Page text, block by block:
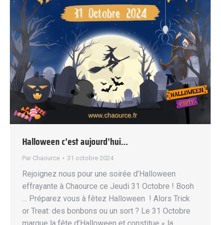
Halloween c’est aujourd’hui…
Par Chaource 31 octobre 2024
Rejoignez nous pour une soirée d’Halloween
effrayante à Chaource ce Jeudi 31 Octobre ! Booh
… Préparez vous à fêtez Halloween ! Alors Trick
or Treat: des bonbons ou un sort ? Le 31 Octobre